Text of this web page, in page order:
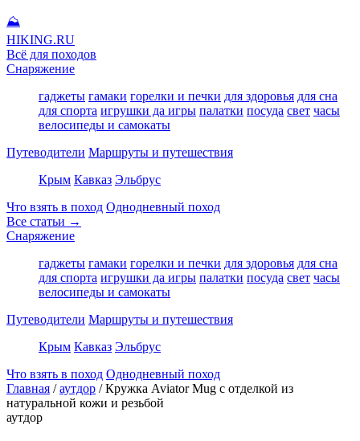
⛰
HIKING.RU
Всё для походов
Снаряжение
гаджеты гамаки горелки и печки для здоровья для сна
для спорта игрушки да игры палатки посуда свет часы
велосипеды и самокаты
Путеводители Маршруты и путешествия
Крым Кавказ Эльбрус
Что взять в поход Однодневный поход
Все статьи →
Снаряжение
гаджеты гамаки горелки и печки для здоровья для сна
для спорта игрушки да игры палатки посуда свет часы
велосипеды и самокаты
Путеводители Маршруты и путешествия
Крым Кавказ Эльбрус
Что взять в поход Однодневный поход
Главная / аутдор / Кружка Aviator Mug с отделкой из
натуральной кожи и резьбой
аутдор